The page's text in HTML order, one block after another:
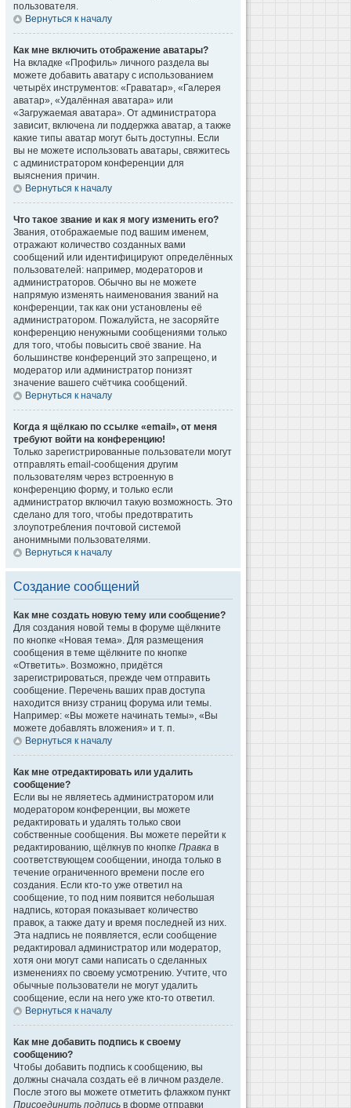
пользователя.
Вернуться к началу
Как мне включить отображение аватары?
На вкладке «Профиль» личного раздела вы
можете добавить аватару с использованием
четырёх инструментов: «Граватар», «Галерея
аватар», «Удалённая аватара» или
«Загружаемая аватара». От администратора
зависит, включена ли поддержка аватар, а также
какие типы аватар могут быть доступны. Если
вы не можете использовать аватары, свяжитесь
с администратором конференции для
выяснения причин.
Вернуться к началу
Что такое звание и как я могу изменить его?
Звания, отображаемые под вашим именем,
отражают количество созданных вами
сообщений или идентифицируют определённых
пользователей: например, модераторов и
администраторов. Обычно вы не можете
напрямую изменять наименования званий на
конференции, так как они установлены её
администратором. Пожалуйста, не засоряйте
конференцию ненужными сообщениями только
для того, чтобы повысить своё звание. На
большинстве конференций это запрещено, и
модератор или администратор понизят
значение вашего счётчика сообщений.
Вернуться к началу
Когда я щёлкаю по ссылке «email», от меня
требуют войти на конференцию!
Только зарегистрированные пользователи могут
отправлять email-сообщения другим
пользователям через встроенную в
конференцию форму, и только если
администратор включил такую возможность. Это
сделано для того, чтобы предотвратить
злоупотребления почтовой системой
анонимными пользователями.
Вернуться к началу
Создание сообщений
Как мне создать новую тему или сообщение?
Для создания новой темы в форуме щёлкните
по кнопке «Новая тема». Для размещения
сообщения в теме щёлкните по кнопке
«Ответить». Возможно, придётся
зарегистрироваться, прежде чем отправить
сообщение. Перечень ваших прав доступа
находится внизу страниц форума или темы.
Например: «Вы можете начинать темы», «Вы
можете добавлять вложения» и т. п.
Вернуться к началу
Как мне отредактировать или удалить
сообщение?
Если вы не являетесь администратором или
модератором конференции, вы можете
редактировать и удалять только свои
собственные сообщения. Вы можете перейти к
редактированию, щёлкнув по кнопке Правка в
соответствующем сообщении, иногда только в
течение ограниченного времени после его
создания. Если кто-то уже ответил на
сообщение, то под ним появится небольшая
надпись, которая показывает количество
правок, а также дату и время последней из них.
Эта надпись не появляется, если сообщение
редактировал администратор или модератор,
хотя они могут сами написать о сделанных
изменениях по своему усмотрению. Учтите, что
обычные пользователи не могут удалить
сообщение, если на него уже кто-то ответил.
Вернуться к началу
Как мне добавить подпись к своему
сообщению?
Чтобы добавить подпись к сообщению, вы
должны сначала создать её в личном разделе.
После этого вы можете отметить флажком пункт
Присоединить подпись в форме отправки